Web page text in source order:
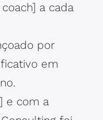
a cada
por
em
e com a